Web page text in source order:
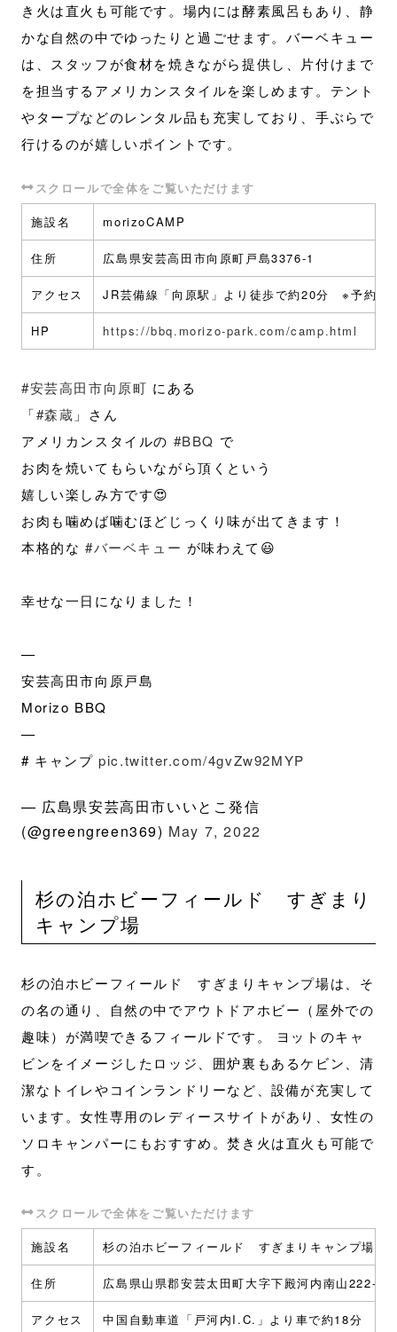
き火は直火も可能です。場内には酵素風呂もあり、静
かな自然の中でゆったりと過ごせます。バーベキュー
は、スタッフが食材を焼きながら提供し、片付けまで
を担当するアメリカンスタイルを楽しめます。テント
やタープなどのレンタル品も充実しており、手ぶらで
行けるのが嬉しいポイントです。
施設名 morizoCAMP
住所 広島県安芸高田市向原町戸島3376-1
アクセス JR芸備線「向原駅」より徒歩で約20分 ※予約の
HP https://bbq.morizo-park.com/camp.html
#安芸高田市向原町 にある
「#森蔵 」さん
アメリカンスタイルの #BBQ で
お肉を焼いてもらいながら頂くという
嬉しい楽しみ方です😍
お肉も噛めば噛むほどじっくり味が出てきます！
本格的な #バーベキュー が味わえて😃
幸せな一日になりました！
—
安芸高田市向原戸島
Morizo BBQ
—
# キャンプpic.twitter.com/4gvZw92MYP
— 広島県安芸高田市いいとこ発信
(@greengreen369) May 7, 2022
杉の泊ホビーフィールド すぎまり
キャンプ場
杉の泊ホビーフィールド すぎまりキャンプ場は、そ
の名の通り、自然の中でアウトドアホビー（屋外での
趣味）が満喫できるフィールドです。 ヨットのキャ
ビンをイメージしたロッジ、囲炉裏もあるケビン、清
潔なトイレやコインランドリーなど、設備が充実して
います。女性専用のレディースサイトがあり、女性の
ソロキャンパーにもおすすめ。焚き火は直火も可能で
す。
施設名 杉の泊ホビーフィールド すぎまりキャンプ場
住所 広島県山県郡安芸太田町大字下殿河内南山222-3
アクセス 中国自動車道「戸河内I.C.」より車で約18分